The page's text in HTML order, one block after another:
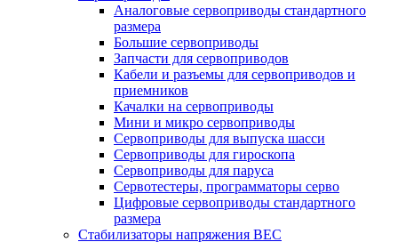
Аналоговые сервоприводы стандартного
размера
Большие сервоприводы
Запчасти для сервоприводов
Кабели и разъемы для сервоприводов и
приемников
Качалки на сервоприводы
Мини и микро сервоприводы
Сервоприводы для выпуска шасси
Сервоприводы для гироскопа
Сервоприводы для паруса
Сервотестеры, программаторы серво
Цифровые сервоприводы стандартного
размера
Стабилизаторы напряжения BEC